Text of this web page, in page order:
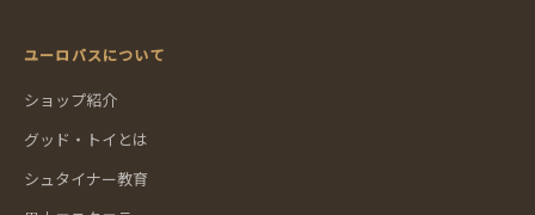
ユーロバスについて
ショップ紹介
グッド・トイとは
シュタイナー教育